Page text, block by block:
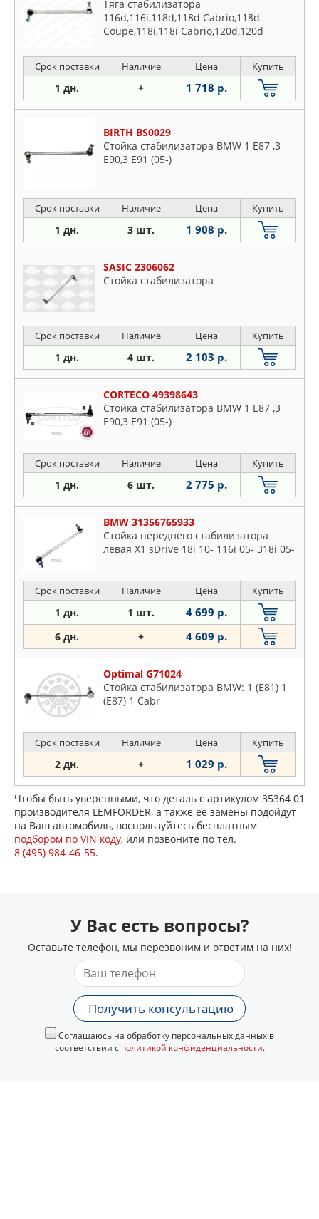
Тяга стабилизатора
116d,116i,118d,118d Cabrio,118d
Coupe,118i,118i Cabrio,120d,120d
Срок поставки Наличие Цена Купить
1 дн. + 1 718 р.
BIRTH BS0029
Стойка стабилизатора BMW 1 E87 ,3
E90,3 E91 (05-)
Срок поставки Наличие Цена Купить
1 дн. 3 шт. 1 908 р.
SASIC 2306062
Стойка стабилизатора
Срок поставки Наличие Цена Купить
1 дн. 4 шт. 2 103 р.
CORTECO 49398643
Стойка стабилизатора BMW 1 E87 ,3
E90,3 E91 (05-)
Срок поставки Наличие Цена Купить
1 дн. 6 шт. 2 775 р.
BMW 31356765933
Стойка переднего стабилизатора
левая X1 sDrive 18i 10- 116i 05- 318i 05-
Срок поставки Наличие Цена Купить
1 дн. 1 шт. 4 699 р.
6 дн. + 4 609 р.
Optimal G71024
Стойка стабилизатора BMW: 1 (E81) 1
(E87) 1 Cabr
Срок поставки Наличие Цена Купить
2 дн. + 1 029 р.
Чтобы быть уверенными, что деталь с артикулом 35364 01
производителя LEMFORDER, а также ее замены подойдут
на Ваш автомобиль, воспользуйтесь бесплатным
подбором по VIN коду, или позвоните по тел.
8 (495) 984-46-55.
У Вас есть вопросы?
Оставьте телефон, мы перезвоним и ответим на них!
Получить консультацию
Соглашаюсь на обработку персональных данных в
соответствии с политикой конфиденциальности.